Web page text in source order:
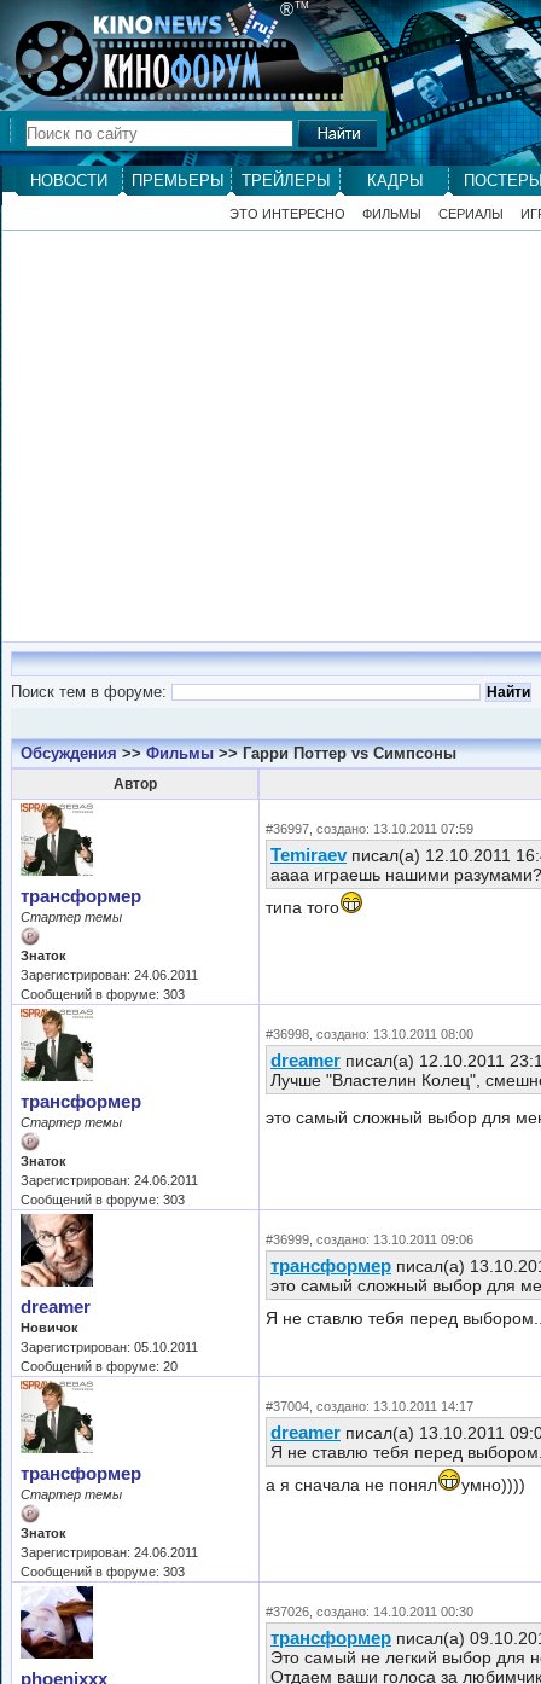
®ТМ
НОВОСТИ ПРЕМЬЕРЫ ТРЕЙЛЕРЫ КАДРЫ
ЭТО ИНТЕРЕСНО ФИЛЬМЫ СЕРИАЛЫ
Поиск тем в форуме:
Обсуждения>>Фильмы>> Гарри Поттер vs Симпсоны
Автор
трансформер
Стартер темы
Знаток
Зарегистрирован: 24.06.2011
Сообщений в форуме: 303
#36997, создано: 13.10.2011 07:59
Temiraevписал(а) 12.10.2011
аааа играешь нашими
типа того
трансформер
Стартер темы
Знаток
Зарегистрирован: 24.06.2011
Сообщений в форуме: 303
#36998, создано: 13.10.2011 08:00
dreamer писал(а) 12.10.2011
Лучше "Властелин Колец",
это самый сложный выбор для
dreamer
Новичок
Зарегистрирован: 05.10.2011
Сообщений в форуме: 20
#36999, создано: 13.10.2011 09:06
трансформер писал(а)
это самый сложный выбор для
Я не ставлю тебя перед
трансформер
Стартер темы
Знаток
Зарегистрирован: 24.06.2011
Сообщений в форуме: 303
#37004, создано: 13.10.2011 14:17
dreamer писал(а) 13.10.2011
Я не ставлю тебя перед
а я сначала не понял
умно))))
phoenixxx
#37026, создано: 14.10.2011 00:30
трансформер писал(а)
Это самый не легкий выбор для
Отдаем ваши голоса за